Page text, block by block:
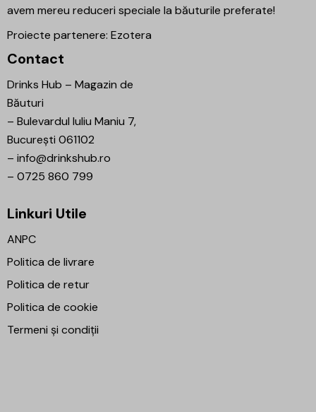
avem mereu reduceri speciale la băuturile preferate!
Proiecte partenere: Ezotera
Contact
Drinks Hub – Magazin de
Băuturi
– Bulevardul Iuliu Maniu 7,
București 061102
– info@drinkshub.ro
– 0725 860 799
Linkuri Utile
ANPC
Politica de livrare
Politica de retur
Politica de cookie
Termeni și condiții